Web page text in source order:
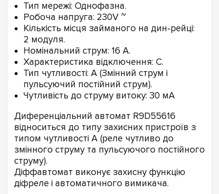
Тип мережі: Однофазна.
Робоча напруга: 230V ~
Кількість місця займаного на дин-рейці:
2 модуля.
Номінальний струм: 16 А.
Характеристика відключення: С.
Тип чутливості: А (Змінний струм і
пульсуючий постійний струм).
Чутливість до струму витоку: 30 мА
Диференціальний автомат R9D55616
відноситься до типу захисних пристроїв з
типом чутливості А (реле чутливо до
змінного струму та пульсуючого постійного
струму).
Діффавтомат виконує захисну функцію
діфреле і автоматичного вимикача.